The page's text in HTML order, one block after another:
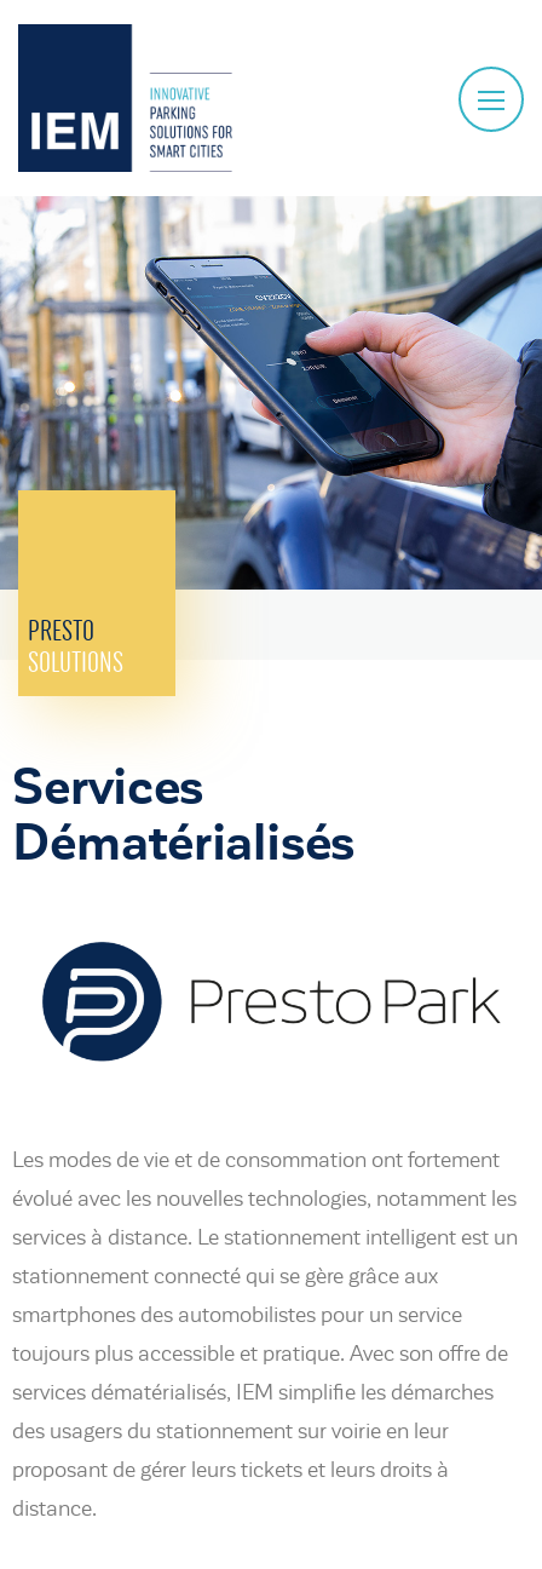
PRESTO
SOLUTIONS
Services
Dématérialisés
Les modes de vie et de consommation ont fortement
évolué avec les nouvelles technologies, notamment les
services à distance. Le stationnement intelligent est un
stationnement connecté qui se gère grâce aux
smartphones des automobilistes pour un service
toujours plus accessible et pratique. Avec son offre de
services dématérialisés, IEM simplifie les démarches
des usagers du stationnement sur voirie en leur
proposant de gérer leurs tickets et leurs droits à
distance.